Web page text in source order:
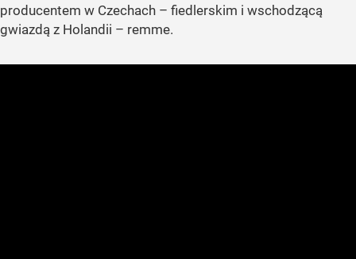
producentem w Czechach – fiedlerskim i wschodzącą
gwiazdą z Holandii – remme.